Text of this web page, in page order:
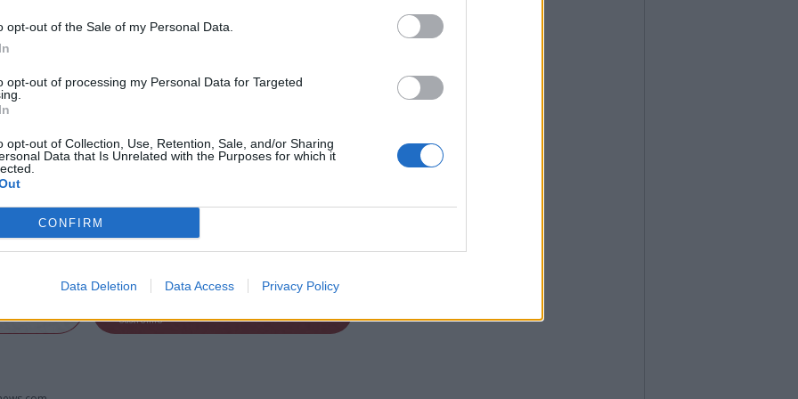
opt-out of the Sale of my Personal Data.
opt-out of processing my Personal Data for Targeted
opt-out of Collection, Use, Retention, Sale, and/or Sharing
Data that Is Unrelated with the Purposes for which it
CONFIRM
Data Deletion Data Access Privacy Policy
tutti i turni di servizioda un operatore
il personale in servizio esterno e
nella sala operativa, infatti, verranno
della videosorveglianza e i portali di
dei due Comandi, inoltre, porterà
che si occuperanno di ambiente,
decoro urbano, annonaria e
Castronno
Tutti gli eventi
agosto